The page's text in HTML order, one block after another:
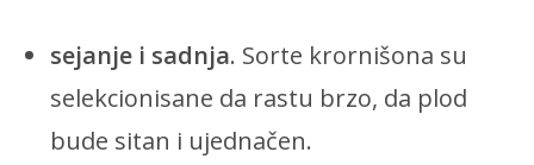
sejanje i sadnja. Sorte krornišona su
selekcionisane da rastu brzo, da plod
bude sitan i ujednačen.